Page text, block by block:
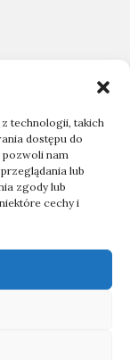
z technologii, takich
dostępu do
pozwoli nam
lub
zgody lub
cechy i